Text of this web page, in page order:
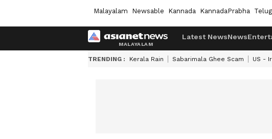
Malayalam Newsable Kannada KannadaPrabha
Latest NewsNews
TRENDING : Kerala Rain Sabarimala Ghee Scam US -